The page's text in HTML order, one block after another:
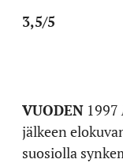
3,5/5
VUODEN 1997
jälkeen
suosiolla